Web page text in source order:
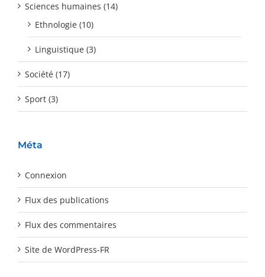
Sciences humaines (14)
Ethnologie (10)
Linguistique (3)
Société (17)
Sport (3)
Méta
Connexion
Flux des publications
Flux des commentaires
Site de WordPress-FR